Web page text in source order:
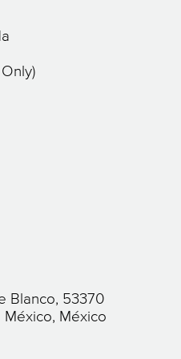
Blanco, 53370
México